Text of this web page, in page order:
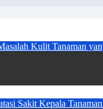
Kulit Tanaman
Sakit Kepala